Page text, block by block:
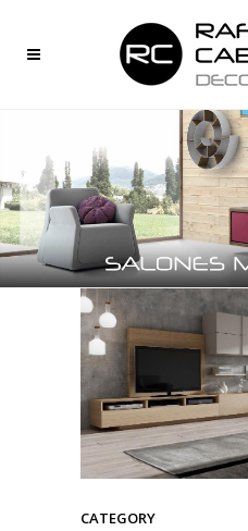
CATEGORY